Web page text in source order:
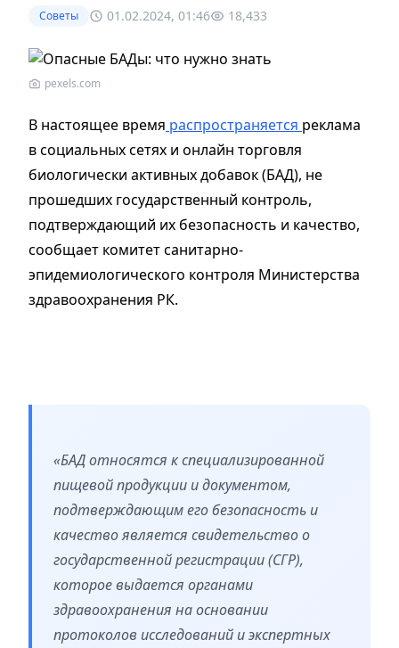
Советы 01.02.2024, 01:46 18,433
pexels.com
В настоящее время распространяется реклама
в социальных сетях и онлайн торговля
биологически активных добавок (БАД), не
прошедших государственный контроль,
подтверждающий их безопасность и качество,
сообщает комитет санитарно-
эпидемиологического контроля Министерства
здравоохранения РК.
«БАД относятся к специализированной
пищевой продукции и документом,
подтверждающим его безопасность и
качество является свидетельство о
государственной регистрации (СГР),
которое выдается органами
здравоохранения на основании
протоколов исследований и экспертных